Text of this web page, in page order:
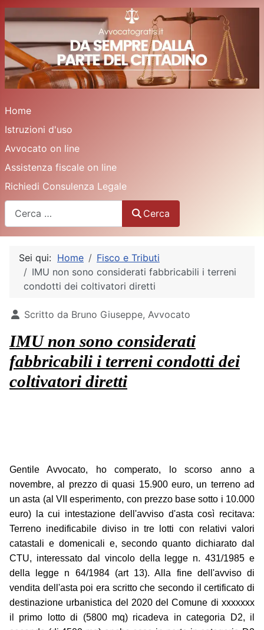
Home
Istruzioni d'uso
Avvocato on line
Assistenza fiscale on line
Richiedi Consulenza Legale
Cerca
Sei qui: Home
Fisco e Tributi
IMU non sono considerati fabbricabili i terreni
condotti dei coltivatori diretti
Dettagli
Scritto da Bruno Giuseppe, Avvocato
IMU non sono considerati
fabbricabili i terreni condotti dei
coltivatori diretti
Gentile Avvocato, ho comperato, lo scorso anno a
novembre, al prezzo di quasi 15.900 euro, un terreno ad
un asta (al VII esperimento, con prezzo base sotto i 10.000
euro) la cui intestazione dell'avviso d'asta così recitava:
Terreno inedificabile diviso in tre lotti con relativi valori
catastali e domenicali e, secondo quanto dichiarato dal
CTU, interessato dal vincolo della legge n. 431/1985 e
della legge n 64/1984 (art 13). Alla fine dell'avviso di
vendita dell'asta poi era scritto che secondo il certificato di
destinazione urbanistica del 2020 del Comune di xxxxxxx
il primo lotto di (5800 mq) ricadeva in categoria D2, il